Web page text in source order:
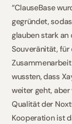
“ClauseBase
gegründet,
glauben stark
Souveränität, für
wussten, dass
weiter geht,
Qualität der